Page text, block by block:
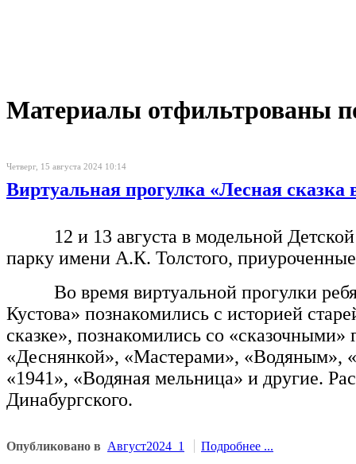
Материалы отфильтрованы
Четверг, 15 августа 2024 10:14
Виртуальная прогулка «Лесная сказка
12 и 13 августа в модельной
парку имени А.К. Толстого,
Во время виртуальной прогулки
Кустова» познакомились с историей
сказке», познакомились со
«Деснянкой», «Мастерами», «Водяным»,
«1941», «Водяная мельница» и другие.
Динабургского.
Опубликовано в Август2024_1 Подробнее ...